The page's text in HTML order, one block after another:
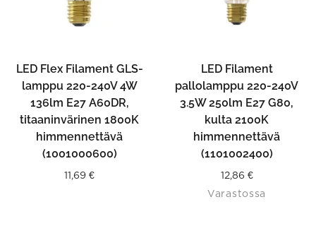
LED Flex Filament GLS-
lamppu 220-240V 4W
136lm E27 A60DR,
titaaninvärinen 1800K
himmennettävä
(1001000600)
11,69 €
LED Filament
pallolamppu 220-240V
3.5W 250lm E27 G80,
kulta 2100K
himmennettävä
(1101002400)
12,86 €
Varastossa